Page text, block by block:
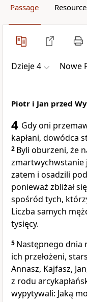
Passage
Dzieje 4 Nowe
Piotr i Jan przed
4 Gdy oni
kapłani, dowódca
2 Byli oburzeni, że
zmartwychwstanie
zatem i osadzili
ponieważ zbliżał
spośród tych,
Liczba samych
tysięcy.
5 Następnego dnia
ich przełożeni,
Annasz, Kajfasz,
z rodu
wypytywali: Jaką